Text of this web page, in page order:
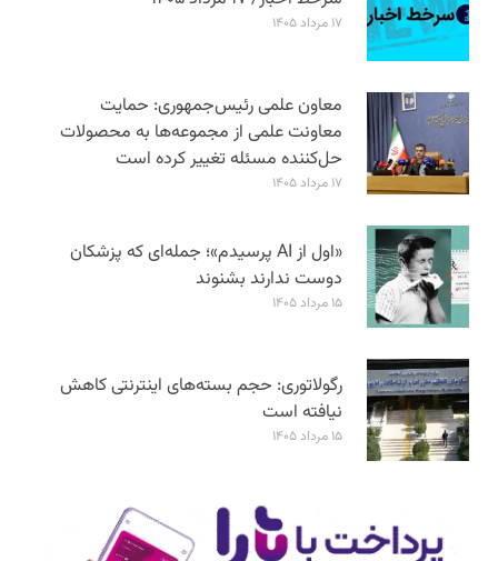
۱۷ مرداد ۱۴۰۵
معاون علمی رئیس‌جمهوری: حمایت
معاونت علمی از مجموعه‌ها به محصولات
حل‌کننده مسئله تغییر کرده است
۱۷ مرداد ۱۴۰۵
«اول از AI پرسیدم»؛ جمله‌ای که پزشکان
دوست ندارند بشنوند
۱۵ مرداد ۱۴۰۵
رگولاتوری: حجم بسته‌های اینترنتی کاهش
نیافته است
۱۵ مرداد ۱۴۰۵